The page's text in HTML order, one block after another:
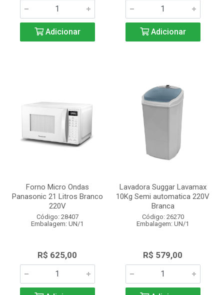
Adicionar Adicionar
Forno Micro Ondas
Panasonic 21 Litros Branco
220V
Código: 28407
Embalagem: UN/1
R$ 625,00
Lavadora Suggar Lavamax
10Kg Semi automatica 220V
Branca
Código: 26270
Embalagem: UN/1
R$ 579,00